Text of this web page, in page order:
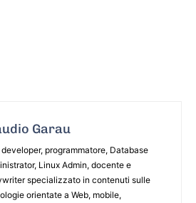
Garau
developer, programmatore, Database
Linux Admin, docente e
specializzato in contenuti sulle
orientate a Web, mobile,